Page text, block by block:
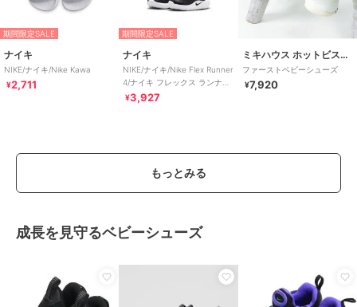
期間限定SALE
ナイキ
NIKE/ナイキ/Nike Kawa
¥2,711
期間限定SALE
ナイキ
NIKE/ナイキ/Nike Flex Runner
4/ナイキ フレックス ランナー
4¥3,927
ミキハウス ホットビスケッツ
ファーストベビーシューズ
¥7,920
もっとみる
成長を見守るベビーシューズ